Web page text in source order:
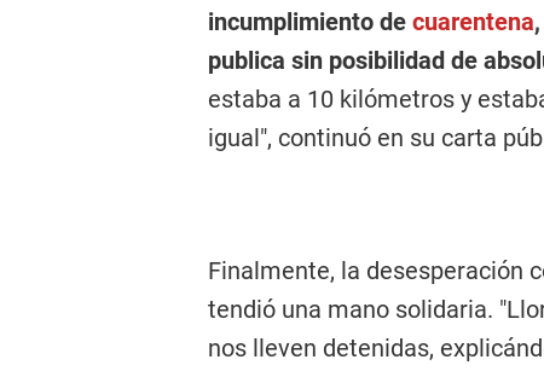
incumplimiento de cuarentena
publica sin posibilidad de
estaba a 10 kilómetros y
igual", continuó en su carta
Finalmente, la desesperación
tendió una mano solidaria.
nos lleven detenidas,